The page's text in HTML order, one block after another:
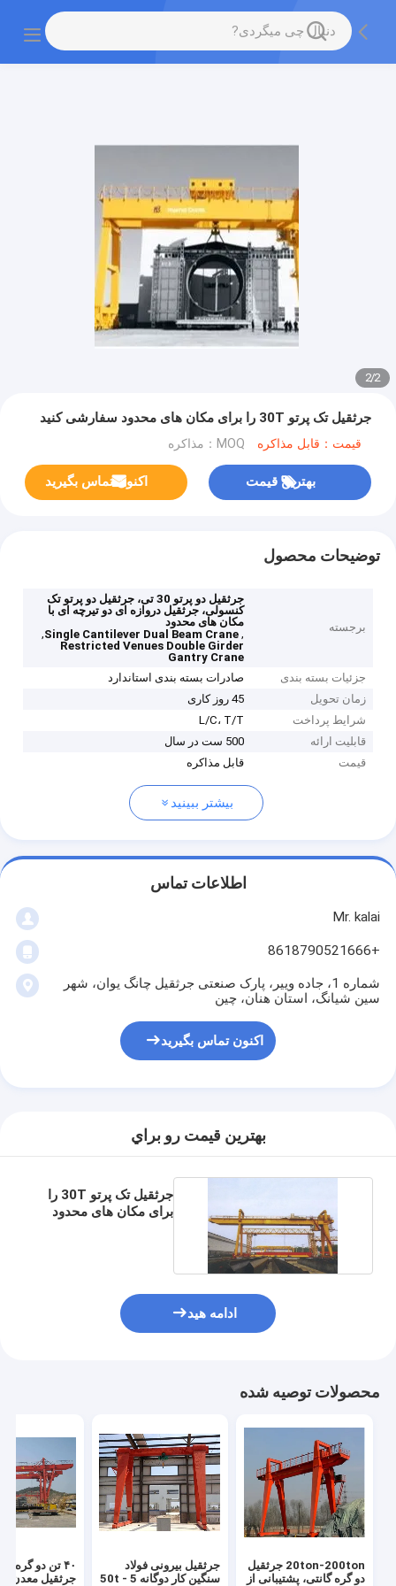
gtag('config', 'G-QWE9HWC3PF', {cookie_flags:
"SameSite=None;Secure"});
2
/
2
جرثقیل تک پرتو 30T را برای مکان های محدود سفارشی کنید
قیمت：قابل مذاکره MOQ：مذاکره
بهترین قیمت اکنون تماس بگیرید
توضیحات محصول
برجسته
جرثقیل دو پرتو 30 تی، جرثقیل دو پرتو تک
کنسولی، جرثقیل دروازه ای دو تیرچه ای با
مکان های محدود
,
Single Cantilever Dual Beam Crane
,
Restricted Venues Double Girder
Gantry Crane
جزئیات بسته بندی
صادرات بسته بندی استاندارد
زمان تحویل
45 روز کاری
شرایط پرداخت
L/C، T/T
قابلیت ارائه
500 ست در سال
قیمت
قابل مذاکره
بیشتر ببینید
اطلاعات تماس
Mr. kalai
+8618790521666
شماره 1، جاده وییر، پارک صنعتی جرثقیل چانگ یوان، شهر
سین شیانگ، استان هنان، چین
اکنون تماس بگیرید
بهترين قيمت رو براي
جرثقیل تک پرتو 30T را
برای مکان های محدود
ادامه هید
محصولات توصیه شده
20ton-200ton جرثقیل
دو گره گانتی، پشتیبانی از
جرثقیل بیرونی فولاد
سنگین کار دوگانه 5 - 50t
۴۰ تن دو گره
جرثقیل معدن